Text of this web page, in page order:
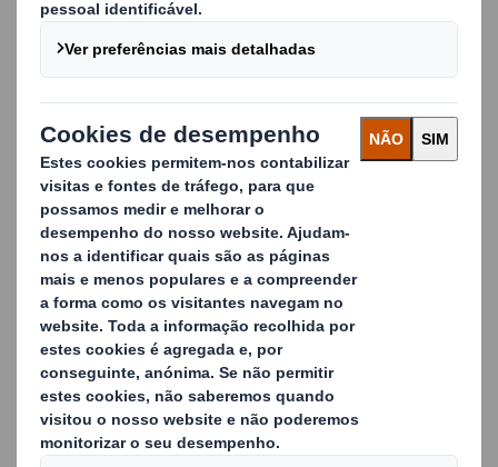
ENTRE EM CONTACTO CONNOSCO
ADS Smithé uma das empresas de gestão de